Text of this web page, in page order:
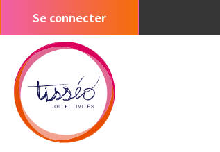
contenu
principal
Menu
compte
de
l'utilisateur
Se connecter